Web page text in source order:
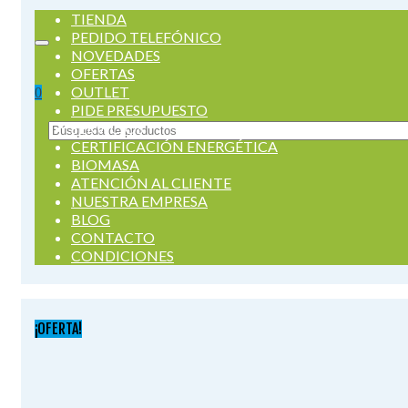
0
Buscar
por:
TIENDA
PEDIDO TELEFÓNICO
NOVEDADES
OFERTAS
OUTLET
PIDE PRESUPUESTO
SERVICIOS
CERTIFICACIÓN ENERGÉTICA
BIOMASA
ATENCIÓN AL CLIENTE
NUESTRA EMPRESA
BLOG
CONTACTO
CONDICIONES
¡OFERTA!